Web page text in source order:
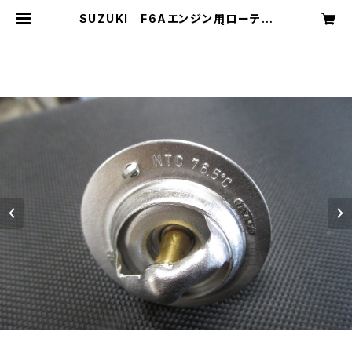
SUZUKI F6Aエンジン用ローテン